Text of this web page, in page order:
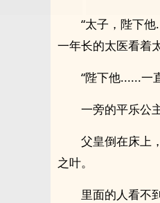
“太子，陛下
一年长的太医看着
“陛下他......一
一旁的平乐公
父皇倒在床上
之叶。
里面的人看不